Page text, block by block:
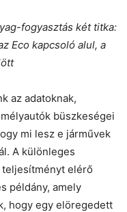
fogyasztás két titka:
Eco kapcsoló alul, a
az adatoknak,
büszkeségei
mi lesz e járművek
A különleges
elérő
példány, amely
hogy egy elöregedett